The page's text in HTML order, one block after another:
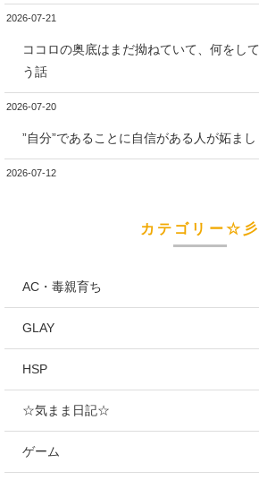
2026-07-21
ココロの奥底はまだ拗ねていて、何をし
う話
2026-07-20
”自分”であることに自信がある人が妬ま
2026-07-12
カテゴリー☆彡
AC・毒親育ち
GLAY
HSP
☆気まま日記☆
ゲーム